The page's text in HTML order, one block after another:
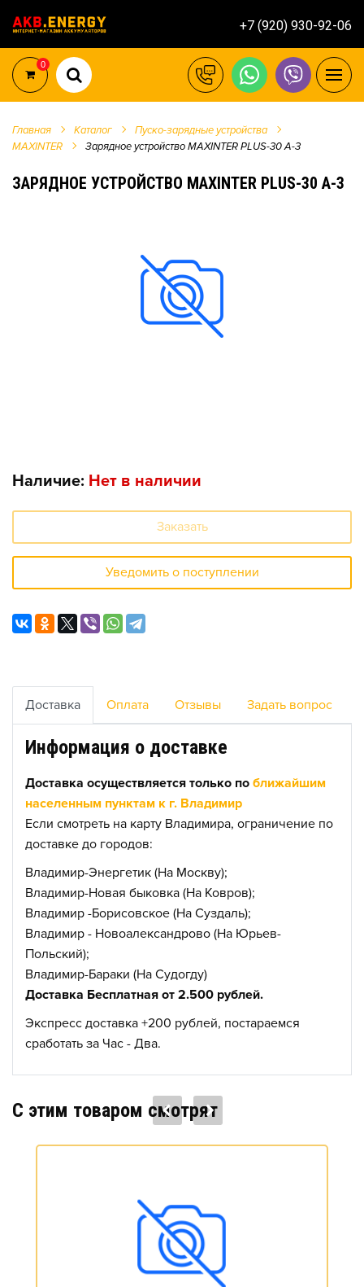
+7 (920) 930-92-06
0
Главная Каталог
Пуско-зарядные устройства
MAXINTER
Зарядное устройство MAXINTER PLUS-30 A-3
ЗАРЯДНОЕ УСТРОЙСТВО MAXINTER PLUS-30 A-3
Наличие: Нет в наличии
Заказать
Уведомить о поступлении
Доставка Оплата Отзывы Задать вопрос
Информация о доставке
Доставка осуществляется только по ближайшим
населенным пунктам к г. Владимир
Если смотреть на карту Владимира, ограничение по
доставке до городов:
Владимир-Энергетик (На Москву);
Владимир-Новая быковка (На Ковров);
Владимир -Борисовское (На Суздаль);
Владимир - Новоалександрово (На Юрьев-
Польский);
Владимир-Бараки (На Судогду)
Доставка Бесплатная от 2.500 рублей.
Экспресс доставка +200 рублей, постараемся
сработать за Час - Два.
C этим товаром смотрят